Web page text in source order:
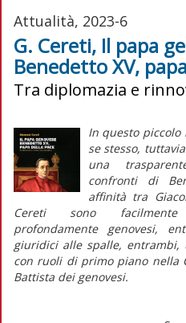
Attualità, 2023-6
G. Cereti, Il papa
Benedetto XV,
Tra diplomazia e
In questo piccolo
se stesso,
una
confronti di
affinità tra
Cereti sono
profondamente genovesi,
giuridici alle spalle, entrambi,
con ruoli di primo piano nella
Battista dei genovesi.